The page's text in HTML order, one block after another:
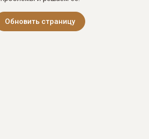
Обновить страницу